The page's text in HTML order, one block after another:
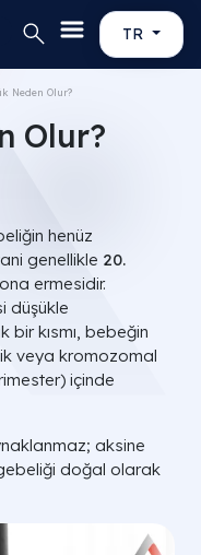
TR
Neden Olur?
Olur?
henüz
genellikle 20.
ermesidir.
düşükle
bir kısmı, bebeğin
veya kromozomal
içinde
aksine
doğal olarak